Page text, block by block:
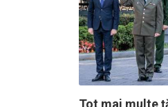
Tot mai multe